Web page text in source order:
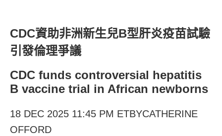
CDC資助非洲新生兒B型肝炎疫苗試驗
引發倫理爭議
CDC funds controversial hepatitis
B vaccine trial in African newborns
18 DEC 2025 11:45 PM ETBYCATHERINE
OFFORD